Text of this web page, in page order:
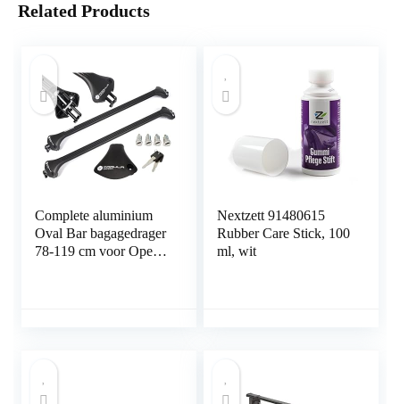
Related Products
Complete aluminium
Oval Bar bagagedrager
78-119 cm voor Opel
Nextzett 91480615
Rubber Care Stick, 100
ml, wit